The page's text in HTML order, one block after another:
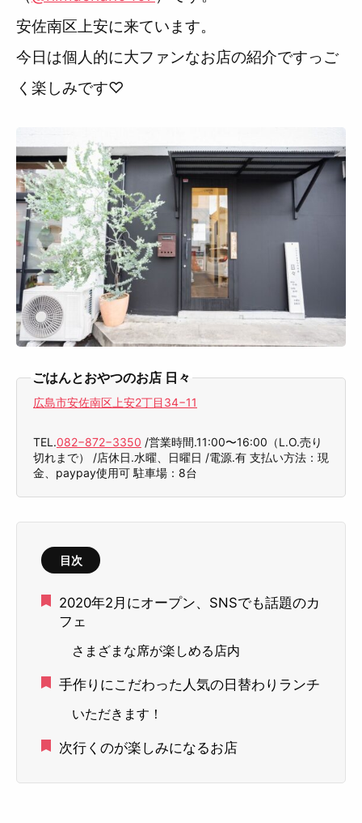
安佐南区上安に来ています。
今日は個人的に大ファンなお店の紹介ですっご
く楽しみです♡
ごはんとおやつのお店 日々
広島市安佐南区上安2丁目34−11
TEL.082−872−3350 /営業時間.11:00〜16:00（L.O.売り
切れまで） /店休日.水曜、日曜日 /電源.有 支払い方法：現
金、paypay使用可 駐車場：8台
目次
2020年2月にオープン、SNSでも話題のカ
フェ
さまざまな席が楽しめる店内
手作りにこだわった人気の日替わりランチ
いただきます！
次行くのが楽しみになるお店